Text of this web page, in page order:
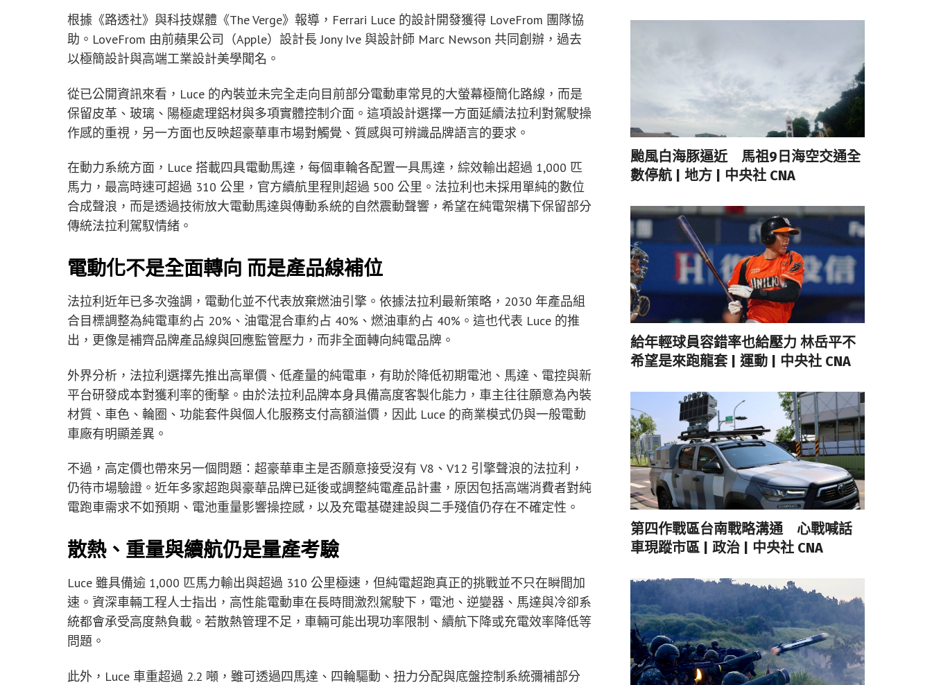
根據《路透社》與科技媒體《The Verge》報導，Ferrari Luce 的設計開發獲得 LoveFrom 團隊協
助。LoveFrom 由前蘋果公司（Apple）設計長 Jony Ive 與設計師 Marc Newson 共同創辦，過去
以極簡設計與高端工業設計美學聞名。
從已公開資訊來看，Luce 的內裝並未完全走向目前部分電動車常見的大螢幕極簡化路線，而是
保留皮革、玻璃、陽極處理鋁材與多項實體控制介面。這項設計選擇一方面延續法拉利對駕駛操
作感的重視，另一方面也反映超豪華車市場對觸覺、質感與可辨識品牌語言的要求。
在動力系統方面，Luce 搭載四具電動馬達，每個車輪各配置一具馬達，綜效輸出超過 1,000 匹
馬力，最高時速可超過 310 公里，官方續航里程則超過 500 公里。法拉利也未採用單純的數位
合成聲浪，而是透過技術放大電動馬達與傳動系統的自然震動聲響，希望在純電架構下保留部分
傳統法拉利駕馭情緒。
電動化不是全面轉向 而是產品線補位
法拉利近年已多次強調，電動化並不代表放棄燃油引擎。依據法拉利最新策略，2030 年產品組
合目標調整為純電車約占 20%、油電混合車約占 40%、燃油車約占 40%。這也代表 Luce 的推
出，更像是補齊品牌產品線與回應監管壓力，而非全面轉向純電品牌。
外界分析，法拉利選擇先推出高單價、低產量的純電車，有助於降低初期電池、馬達、電控與新
平台研發成本對獲利率的衝擊。由於法拉利品牌本身具備高度客製化能力，車主往往願意為內裝
材質、車色、輪圈、功能套件與個人化服務支付高額溢價，因此 Luce 的商業模式仍與一般電動
車廠有明顯差異。
不過，高定價也帶來另一個問題：超豪華車主是否願意接受沒有 V8、V12 引擎聲浪的法拉利，
仍待市場驗證。近年多家超跑與豪華品牌已延後或調整純電產品計畫，原因包括高端消費者對純
電跑車需求不如預期、電池重量影響操控感，以及充電基礎建設與二手殘值仍存在不確定性。
散熱、重量與續航仍是量產考驗
Luce 雖具備逾 1,000 匹馬力輸出與超過 310 公里極速，但純電超跑真正的挑戰並不只在瞬間加
速。資深車輛工程人士指出，高性能電動車在長時間激烈駕駛下，電池、逆變器、馬達與冷卻系
統都會承受高度熱負載。若散熱管理不足，車輛可能出現功率限制、續航下降或充電效率降低等
問題。
此外，Luce 車重超過 2.2 噸，雖可透過四馬達、四輪驅動、扭力分配與底盤控制系統彌補部分
颱風白海豚逼近 馬祖9日海空交通全
數停航 | 地方 | 中央社 CNA
給年輕球員容錯率也給壓力 林岳平不
希望是來跑龍套 | 運動 | 中央社 CNA
第四作戰區台南戰略溝通 心戰喊話
車現蹤市區 | 政治 | 中央社 CNA